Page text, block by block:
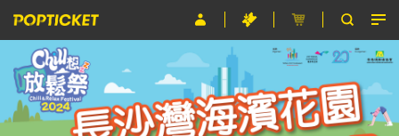
Event
Organiser